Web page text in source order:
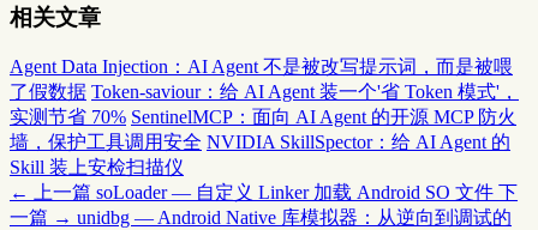
相关文章
Agent Data Injection：AI Agent 不是被改写提示词，而是被喂
了假数据 Token-saviour：给 AI Agent 装一个'省 Token 模式'，
实测节省 70% SentinelMCP：面向 AI Agent 的开源 MCP 防火
墙，保护工具调用安全 NVIDIA SkillSpector：给 AI Agent 的
Skill 装上安检扫描仪
← 上一篇 soLoader — 自定义 Linker 加载 Android SO 文件 下
一篇 → unidbg — Android Native 库模拟器：从逆向到调试的